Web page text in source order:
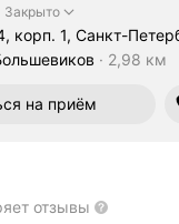
Закрыто
корп. 1, Санкт-
2,98 км
на приём
отзывы